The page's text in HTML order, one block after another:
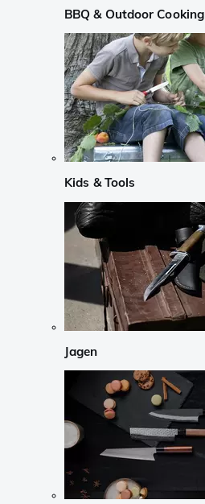
BBQ & Outdoor Cooking
Kids & Tools
Jagen